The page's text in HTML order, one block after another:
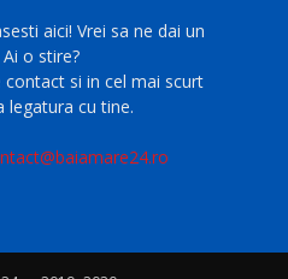
aici! Vrei sa ne dai un
o stire?
contact si in cel mai scurt
legatura cu tine.